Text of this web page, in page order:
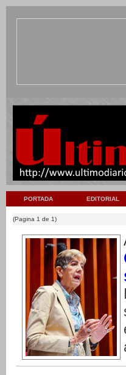
PORTADA EDITORIAL
(Pagina 1 de 1)